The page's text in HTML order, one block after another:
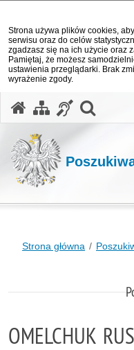
Strona używa plików cookies,
serwisu oraz do celów
zgadzasz się na ich użycie oraz
Pamiętaj, że możesz
ustawienia przeglądarki. Brak
wyrażenie zgody.
Strona główna
OMELCHUK